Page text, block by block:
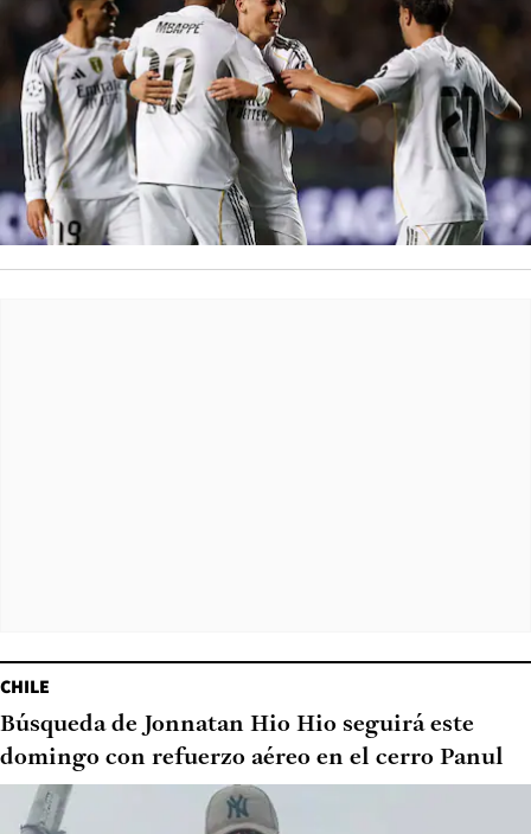
CHILE
Búsqueda de Jonnatan Hio Hio seguirá este
domingo con refuerzo aéreo en el cerro Panul